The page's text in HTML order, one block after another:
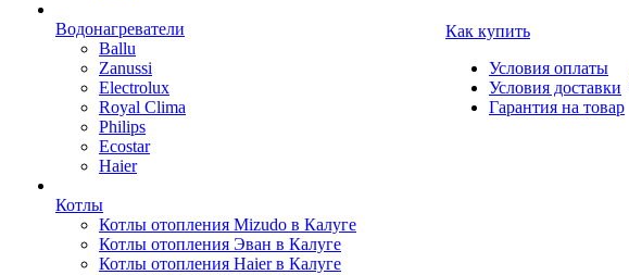
Водонагреватели
Ballu
Zanussi
Electrolux
Royal Clima
Philips
Ecostar
Haier
Котлы
Котлы отопления Mizudo в Калуге
Котлы отопления Эван в Калуге
Котлы отопления Haier в Калуге
Как купить
Условия оплаты
Условия доставки
Гарантия на товар